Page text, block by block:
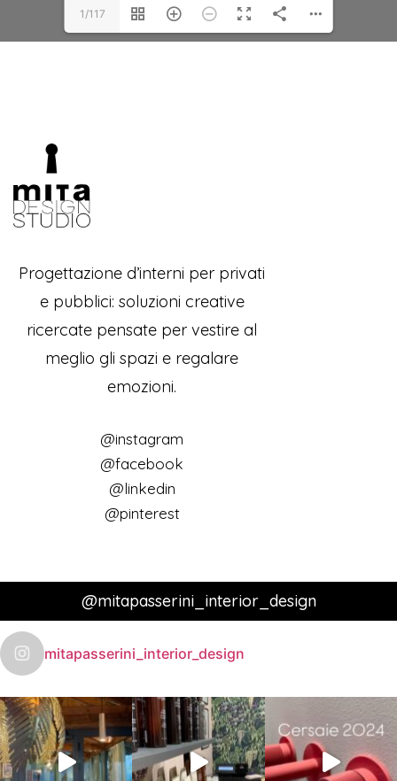
1/117
Progettazione d’interni per privati
e pubblici: soluzioni creative
ricercate pensate per vestire al
meglio gli spazi e regalare
emozioni.
@instagram
@facebook
@linkedin
@pinterest
@mitapasserini_interior_design
mitapasserini_interior_design